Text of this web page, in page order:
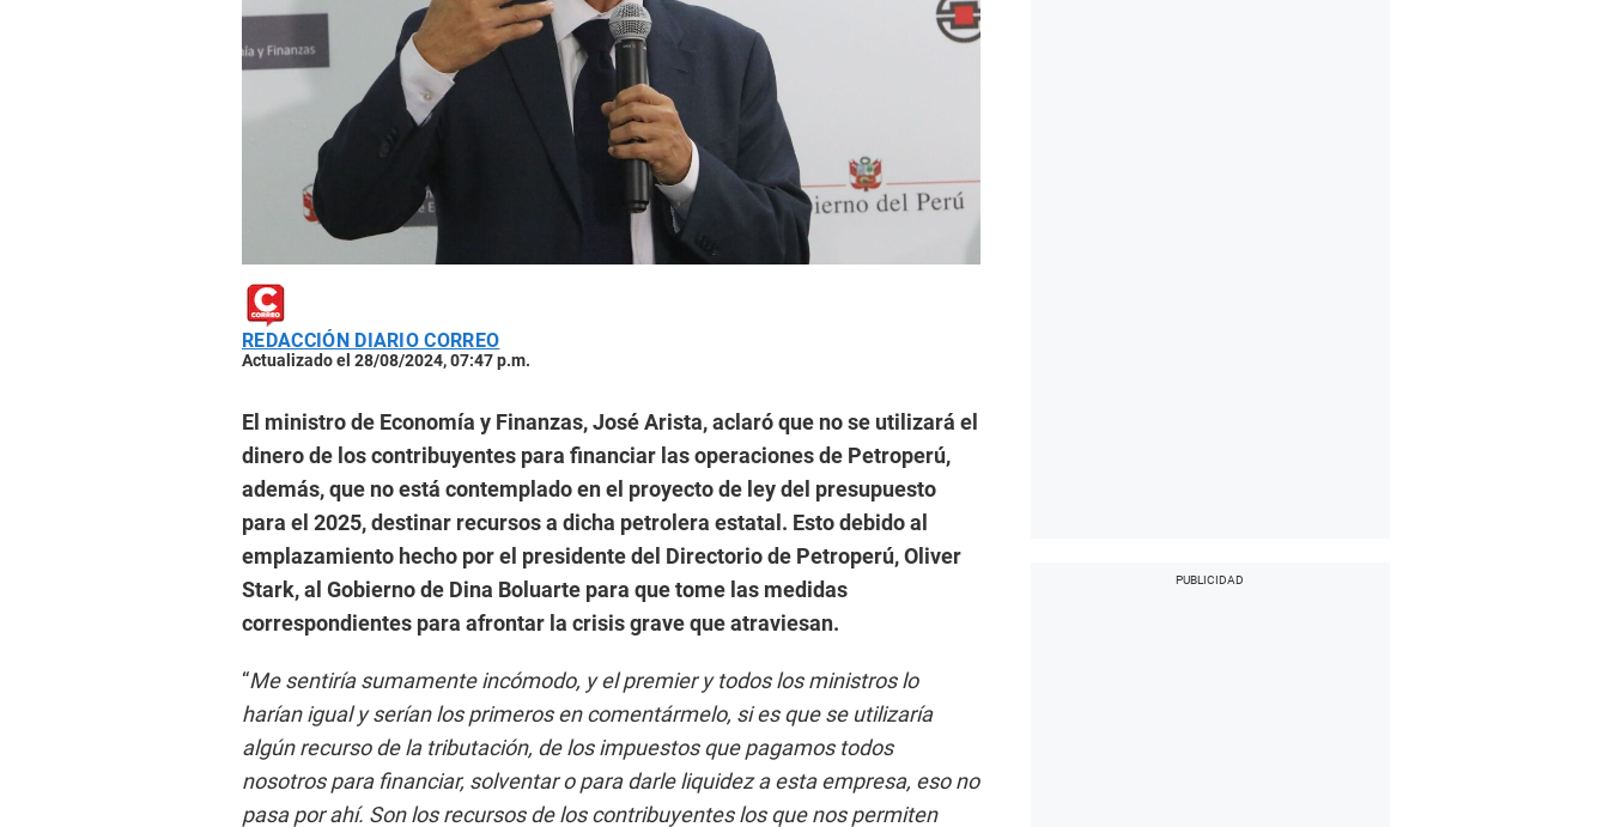
REDACCIÓN DIARIO CORREO
Actualizado el 28/08/2024, 07:47 p.m.
El ministro de Economía y Finanzas, José Arista, aclaró que no se utilizará el
dinero de los contribuyentes para financiar las operaciones de Petroperú,
además, que no está contemplado en el proyecto de ley del presupuesto
para el 2025, destinar recursos a dicha petrolera estatal. Esto debido al
emplazamiento hecho por el presidente del Directorio de Petroperú, Oliver
Stark, al Gobierno de Dina Boluarte para que tome las medidas
correspondientes para afrontar la crisis grave que atraviesan.
“Me sentiría sumamente incómodo, y el premier y todos los ministros lo
harían igual y serían los primeros en comentármelo, si es que se utilizaría
algún recurso de la tributación, de los impuestos que pagamos todos
nosotros para financiar, solventar o para darle liquidez a esta empresa, eso no
pasa por ahí. Son los recursos de los contribuyentes los que nos permiten